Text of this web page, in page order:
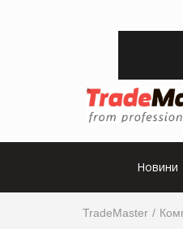
Новини
TradeMaster